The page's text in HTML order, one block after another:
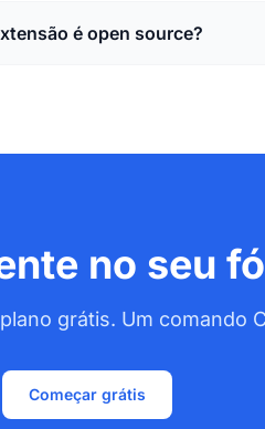
é open source?
no seu
grátis. Um comando
Começar grátis